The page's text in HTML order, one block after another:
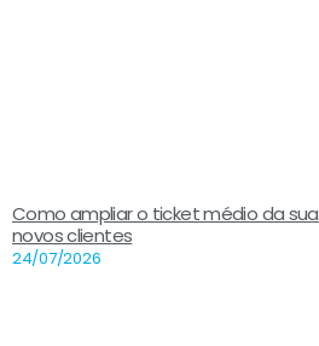
Como ampliar o ticket médio da
novos clientes
24/07/2026